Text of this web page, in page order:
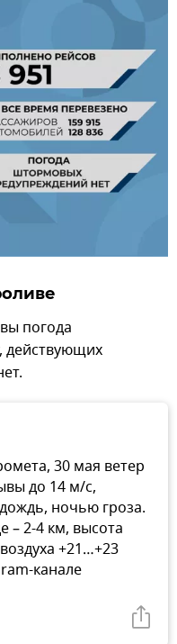
погода
действующих
30 мая ветер
до 14 м/с,
ночью гроза.
– 2-4 км, высота
+21…+23
канале